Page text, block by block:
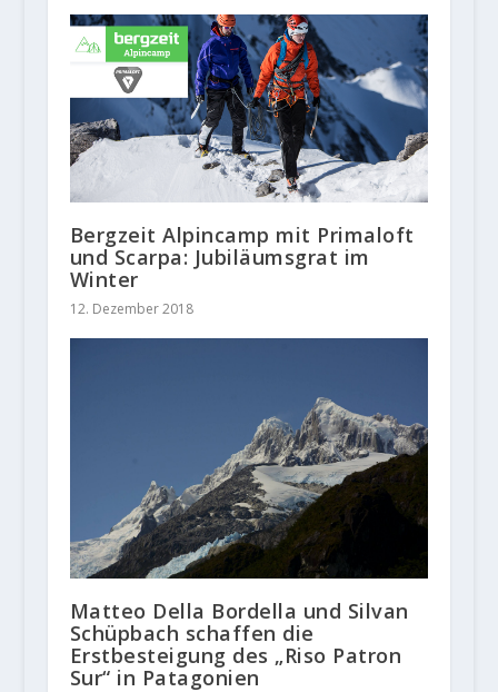
Bergzeit Alpincamp mit Primaloft
und Scarpa: Jubiläumsgrat im
Winter
12. Dezember 2018
Matteo Della Bordella und Silvan
Schüpbach schaffen die
Erstbesteigung des „Riso Patron
Sur“ in Patagonien